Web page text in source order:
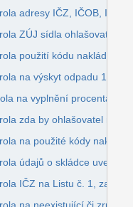
adresy IČZ, IČOB, IČS
ZÚJ sídla ohlašovatele
použití kódu nakládání
na výskyt odpadu
na vyplnění procenta
zda by ohlašovatel měl
na použité kódy
údajů o skládce
IČZ na Listu č. 1,